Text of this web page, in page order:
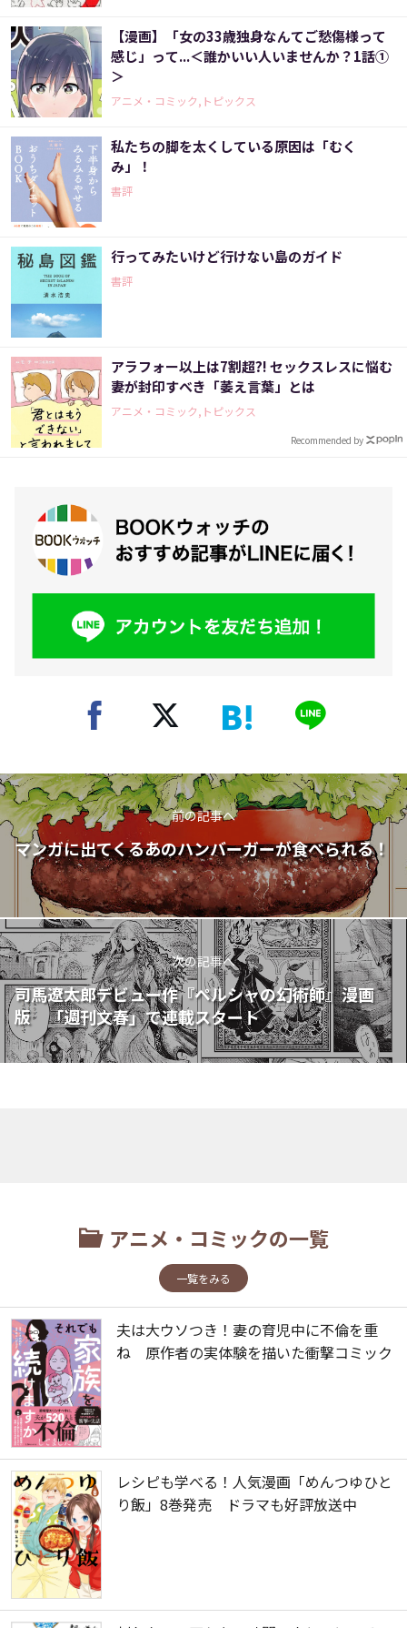
【漫画】「女の33歳独身なんてご愁傷様って
感じ」って...＜誰かいい人いませんか？1話①
＞
アニメ・コミック,トピックス
私たちの脚を太くしている原因は「むく
み」！
書評
行ってみたいけど行けない島のガイド
書評
アラフォー以上は7割超?! セックスレスに悩む
妻が封印すべき「萎え言葉」とは
アニメ・コミック,トピックス
Recommended by
前の記事へ
マンガに出てくるあのハンバーガーが食べられる！
次の記事へ
司馬遼太郎デビュー作『ペルシャの幻術師』漫画
版 「週刊文春」で連載スタート
アニメ・コミックの一覧
一覧をみる
夫は大ウソつき！妻の育児中に不倫を重
ね 原作者の実体験を描いた衝撃コミック
レシピも学べる！人気漫画「めんつゆひと
り飯」8巻発売 ドラマも好評放送中